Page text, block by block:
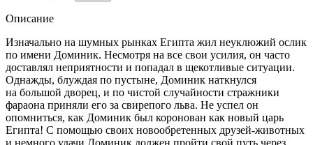
Описание
Изначально на шумных рынках Египта жил неуклюжий ослик
по имени Доминик. Несмотря на все свои усилия, он часто
доставлял неприятности и попадал в щекотливые ситуации.
Однажды, блуждая по пустыне, Доминик наткнулся
на большой дворец, и по чистой случайности стражники
фараона приняли его за свирепого льва. Не успел он
опомниться, как Доминик был коронован как новый царь
Египта! С помощью своих новообретенных друзей-животных
и немного удачи Доминик должен пройти свой путь через